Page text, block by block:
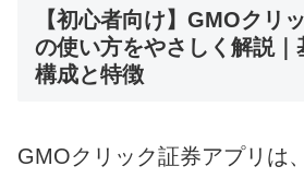
【初心者向け】GMOクリ
の使い方をやさしく解説｜
構成と特徴
GMOクリック証券アプリは